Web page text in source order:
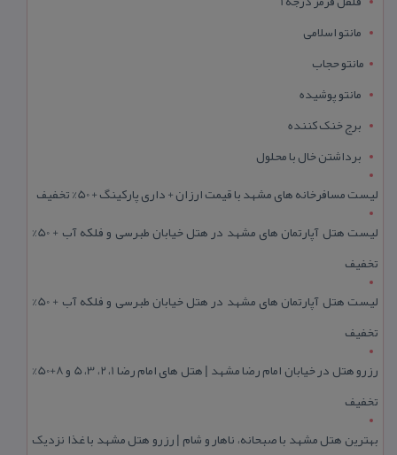
مانتو اسلامی
مانتو حجاب
مانتو پوشیده
برج خنک کننده
برداشتن خال با محلول
لیست مسافرخانه های مشهد با قیمت ارزان + داری پارکینگ + 50% تخفیف
لیست هتل آپارتمان های مشهد در هتل خیابان طبرسی و فلکه آب + 50%
تخفیف
لیست هتل آپارتمان های مشهد در هتل خیابان طبرسی و فلکه آب + 50%
تخفیف
رزرو هتل در خیابان امام رضا مشهد | هتل‌ های امام رضا 1، 2، 3، 5 و 8+50%
تخفیف
بهترین هتل مشهد با صبحانه، ناهار و شام | رزرو هتل مشهد با غذا نزدیک